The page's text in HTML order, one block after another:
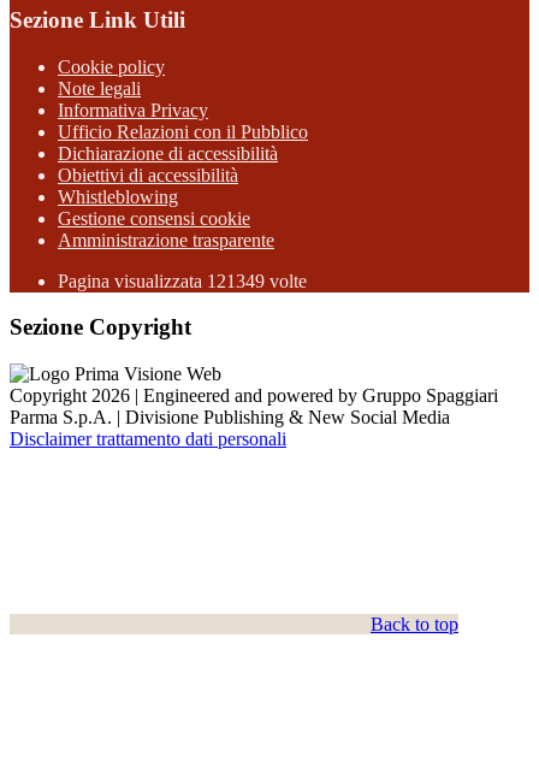
Sezione Link Utili
Cookie policy
Note legali
Informativa Privacy
Ufficio Relazioni con il Pubblico
Dichiarazione di accessibilità
Obiettivi di accessibilità
Whistleblowing
Gestione consensi cookie
Amministrazione trasparente
Pagina visualizzata 121349 volte
Sezione Copyright
Copyright 2026 | Engineered and powered by Gruppo Spaggiari
Parma S.p.A. | Divisione Publishing & New Social Media
Disclaimer trattamento dati personali
Back to top